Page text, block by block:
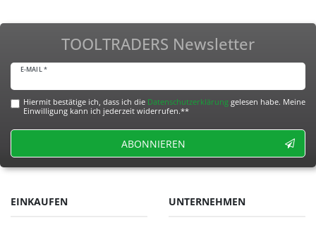
TOOLTRADERS Newsletter
E-MAIL *
Hiermit bestätige ich, dass ich die Daten­schutz­erklärunggelesen habe. Meine
Einwilligung kann ich jederzeit widerrufen.**
ABONNIEREN
EINKAUFEN UNTERNEHMEN